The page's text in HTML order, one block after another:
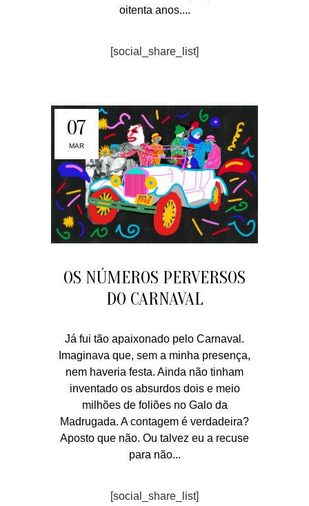
oitenta anos....
[social_share_list]
07
MAR
OS NÚMEROS PERVERSOS
DO CARNAVAL
Já fui tão apaixonado pelo Carnaval.
Imaginava que, sem a minha presença,
nem haveria festa. Ainda não tinham
inventado os absurdos dois e meio
milhões de foliões no Galo da
Madrugada. A contagem é verdadeira?
Aposto que não. Ou talvez eu a recuse
para não...
[social_share_list]